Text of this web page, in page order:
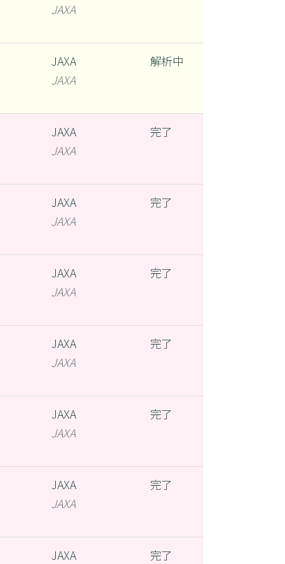
JAXA
JAXA
JAXA
解析中
JAXA
JAXA
完了
JAXA
JAXA
完了
JAXA
JAXA
完了
JAXA
JAXA
完了
JAXA
JAXA
完了
JAXA
JAXA
完了
JAXA
完了